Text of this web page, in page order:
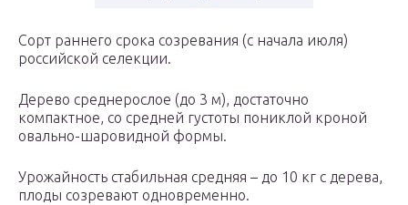
Сорт раннего срока созревания (с начала июля)
российской селекции.
Дерево среднерослое (до 3 м), достаточно
компактное, со средней густоты пониклой кроной
овально-шаровидной формы.
Урожайность стабильная средняя – до 10 кг с дерева,
плоды созревают одновременно.